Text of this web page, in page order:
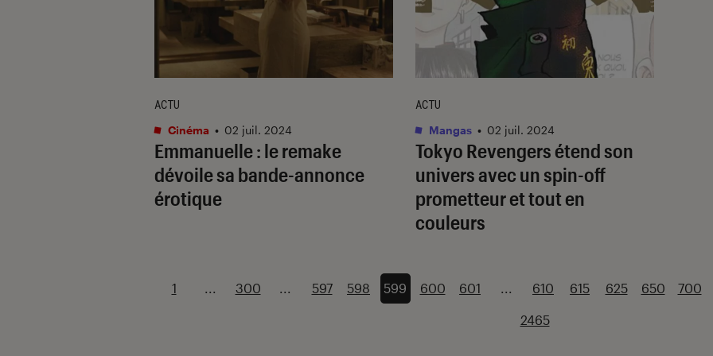
Emmanuelle: le remake
dévoile sa bande-annonce
érotique
ACTU
Cinéma • 02 juil. 2024
Tokyo Revengers étend son
univers avec un spin-off
prometteur et tout en
couleurs
ACTU
Mangas • 02 juil. 2024
1 ... 300 ... 597 598 599 600 601 ... 610 615 625 650 700
2465